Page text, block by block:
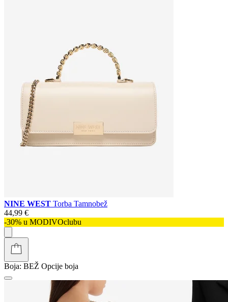
NINE WEST Torba Tamnobež
44,99 €
-30% u MODIVOclubu
Boja: BEŽ Opcije boja